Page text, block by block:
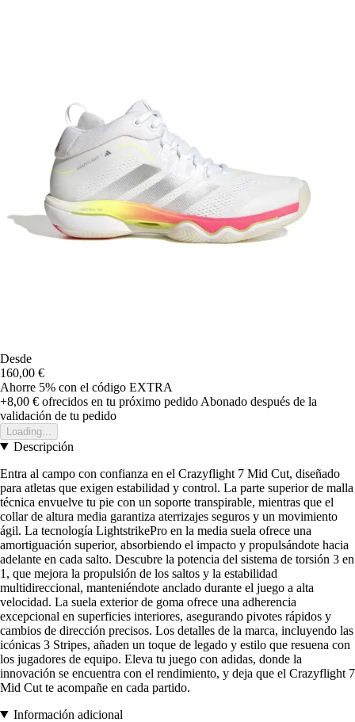
Desde
160,00 €
Ahorre 5% con el código EXTRA
+8,00 € ofrecidos en tu próximo pedido Abonado después de la
validación de tu pedido
Loading...
Descripción
Entra al campo con confianza en el Crazyflight 7 Mid Cut, diseñado
para atletas que exigen estabilidad y control. La parte superior de malla
técnica envuelve tu pie con un soporte transpirable, mientras que el
collar de altura media garantiza aterrizajes seguros y un movimiento
ágil. La tecnología LightstrikePro en la media suela ofrece una
amortiguación superior, absorbiendo el impacto y propulsándote hacia
adelante en cada salto. Descubre la potencia del sistema de torsión 3 en
1, que mejora la propulsión de los saltos y la estabilidad
multidireccional, manteniéndote anclado durante el juego a alta
velocidad. La suela exterior de goma ofrece una adherencia
excepcional en superficies interiores, asegurando pivotes rápidos y
cambios de dirección precisos. Los detalles de la marca, incluyendo las
icónicas 3 Stripes, añaden un toque de legado y estilo que resuena con
los jugadores de equipo. Eleva tu juego con adidas, donde la
innovación se encuentra con el rendimiento, y deja que el Crazyflight 7
Mid Cut te acompañe en cada partido.
Información adicional